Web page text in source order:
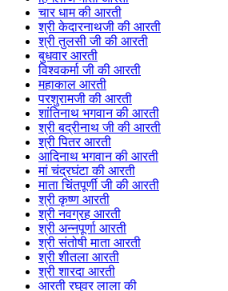
चार धाम की आरती
श्री केदारनाथजी की आरती
श्री तुलसी जी की आरती
बुधवार आरती
विश्वकर्मा जी की आरती
महाकाल आरती
परशुरामजी की आरती
शांतिनाथ भगवान की आरती
श्री बद्रीनाथ जी की आरती
श्री पितर आरती
आदिनाथ भगवान की आरती
मां चंद्रघंटा की आरती
माता चिंतपूर्णी जी की आरती
श्री कृष्ण आरती
श्री नवग्रह आरती
श्री अन्नपूर्णा आरती
श्री संतोषी माता आरती
श्री शीतला आरती
श्री शारदा आरती
आरती रघुवर लाला की